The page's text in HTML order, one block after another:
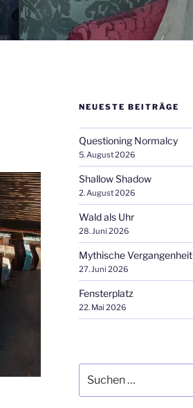
NEUESTE BEITRÄGE
Questioning Normalcy
5. August 2026
Shallow Shadow
2. August 2026
Wald als Uhr
28. Juni 2026
Mythische Vergangenheit
27. Juni 2026
Fensterplatz
22. Mai 2026
nach: